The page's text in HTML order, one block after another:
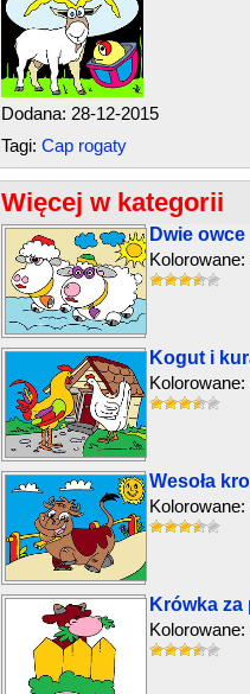
Dodana: 28-12-2015
Tagi: Cap rogaty
Więcej w kategorii
Dwie owce
Kolorowane:
Kogut i
Kolorowane:
Wesoła
Kolorowane:
Krówka za
Kolorowane: